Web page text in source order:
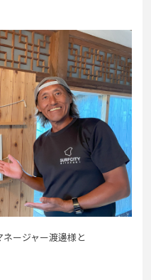
ネージャー渡邊様と